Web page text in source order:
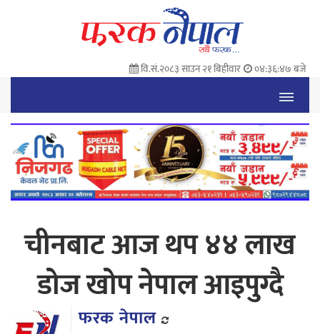
वि.सं.२०८३ साउन २१ बिहीवार ०४:३६:४८ बजे
चीनबाट आज थप ४४ लाख
डोज खोप नेपाल आइपुग्दै
फरक नेपाल